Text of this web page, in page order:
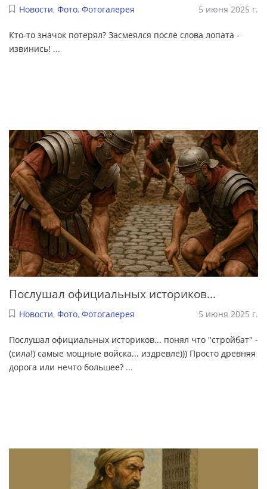
Новости, Фото, Фотогалерея 5 июня 2025 г.
Кто-то значок потерял? Засмеялся после слова лопата -
извинись! ...
Послушал официальных историков...
Новости, Фото, Фотогалерея 5 июня 2025 г.
Послушал официальных историков... понял что "стройбат" -
(сила!) самые мощные войска... издревле))) Просто древняя
дорога или нечто большее? ...